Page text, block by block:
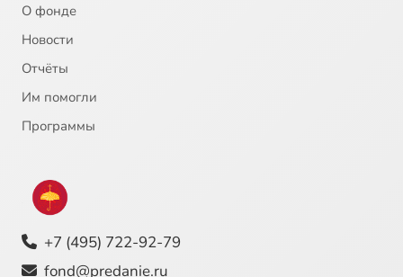
О фонде
Новости
Отчёты
Им помогли
Программы
+7 (495) 722-92-79
fond@predanie.ru